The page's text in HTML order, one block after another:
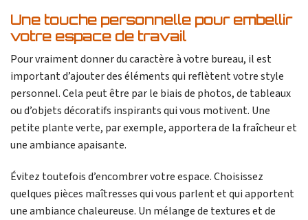
Une touche personnelle pour embellir
votre espace de travail
Pour vraiment donner du caractère à votre bureau, il est
important d’ajouter des éléments qui reflètent votre style
personnel. Cela peut être par le biais de photos, de tableaux
ou d’objets décoratifs inspirants qui vous motivent. Une
petite plante verte, par exemple, apportera de la fraîcheur et
une ambiance apaisante.
Évitez toutefois d’encombrer votre espace. Choisissez
quelques pièces maîtresses qui vous parlent et qui apportent
une ambiance chaleureuse. Un mélange de textures et de